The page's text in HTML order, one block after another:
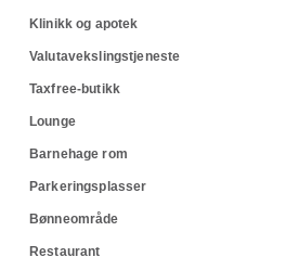
Klinikk og apotek
Valutavekslingstjeneste
Taxfree-butikk
Lounge
Barnehage rom
Parkeringsplasser
Bønneområde
Restaurant